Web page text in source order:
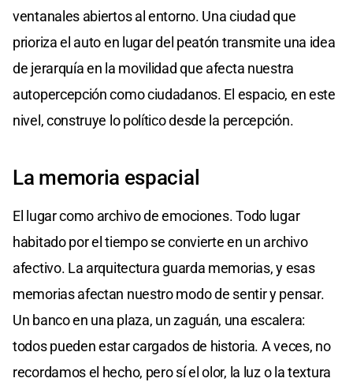
ventanales abiertos al entorno. Una ciudad que
prioriza el auto en lugar del peatón transmite una idea
de jerarquía en la movilidad que afecta nuestra
autopercepción como ciudadanos. El espacio, en este
nivel, construye lo político desde la percepción.
La memoria espacial
El lugar como archivo de emociones. Todo lugar
habitado por el tiempo se convierte en un archivo
afectivo. La arquitectura guarda memorias, y esas
memorias afectan nuestro modo de sentir y pensar.
Un banco en una plaza, un zaguán, una escalera:
todos pueden estar cargados de historia. A veces, no
recordamos el hecho, pero sí el olor, la luz o la textura